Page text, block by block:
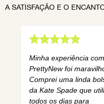
A SATISFAÇÃO E O
Minha experiência
PrettyNew foi
Comprei uma linda
da Kate Spade que
todos os dias para